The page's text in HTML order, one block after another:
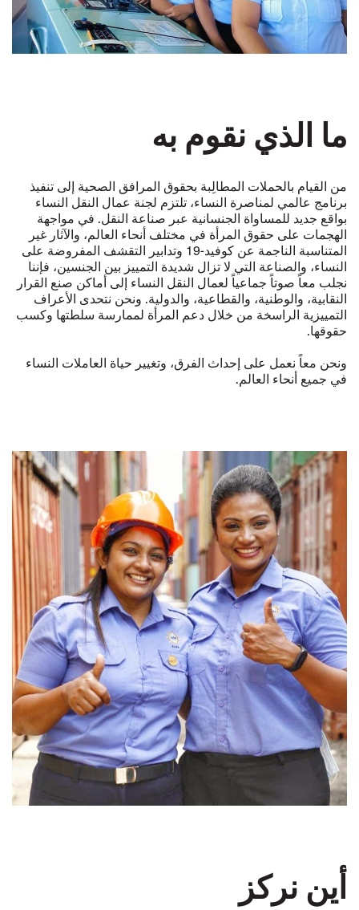
ما الذي نقوم به
من القيام بالحملات المطالِبة بحقوق المرافق الصحية إلى تنفيذ
برنامج عالمي لمناصرة النساء، تلتزم لجنة عمال النقل النساء
بواقع جديد للمساواة الجنسانية عبر صناعة النقل. في مواجهة
الهجمات على حقوق المرأة في مختلف أنحاء العالم، والآثار غير
المتناسبة الناجمة عن كوفيد-19 وتدابير التقشف المفروضة على
النساء، والصناعة التي لا تزال شديدة التمييز بين الجنسين، فإننا
نجلب معاً صوتاً جماعياً لعمال النقل النساء إلى أماكن صنع القرار
النقابية، والوطنية، والقطاعية، والدولية. ونحن نتحدى الأعراف
التمييزية الراسخة من خلال دعم المرأة لممارسة سلطتها وكسب
حقوقها.
ونحن معاً نعمل على إحداث الفرق، وتغيير حياة العاملات النساء
في جميع أنحاء العالم.
أين نركز